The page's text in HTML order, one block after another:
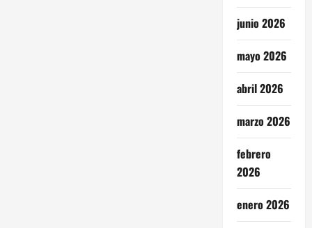
junio 2026
mayo 2026
abril 2026
marzo 2026
febrero
2026
enero 2026